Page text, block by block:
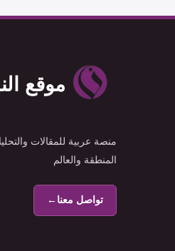
موقع
منصة عربية للمقالات
المنطقة والعالم
تواصل معنا←